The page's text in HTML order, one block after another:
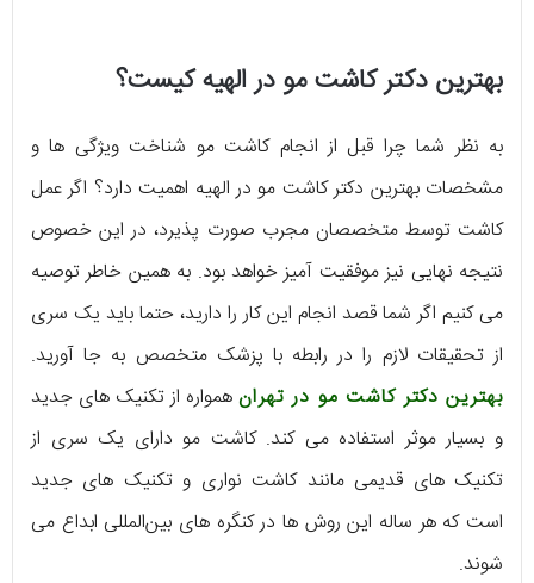
بهترین دکتر کاشت مو در الهیه کیست؟
به نظر شما چرا قبل از انجام کاشت مو شناخت ویژگی‌ ها و
مشخصات بهترین دکتر کاشت مو در الهیه اهمیت دارد؟ اگر عمل
کاشت توسط متخصصان مجرب صورت پذیرد، در این خصوص
نتیجه‌ نهایی نیز موفقیت‌ آمیز خواهد بود. به همین خاطر توصیه
می‌ کنیم اگر شما قصد انجام این کار را دارید، حتما باید یک سری
از تحقیقات لازم را در رابطه با پزشک متخصص به جا آورید.
بهترین دکتر کاشت مو در تهرانهمواره از تکنیک‌ های جدید
و بسیار موثر استفاده می‌ کند. کاشت مو دارای یک سری از
تکنیک‌ های قدیمی مانند کاشت نواری و تکنیک‌ های جدید
است که هر ساله این روش‌ ها در کنگره‌ های بین‌المللی ابداع می‌
شوند.